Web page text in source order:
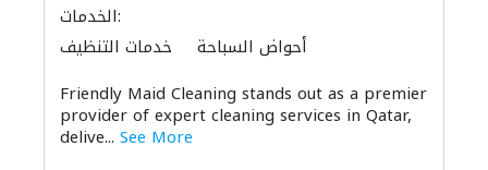
الخدمات:
خدمات التنظيف
أحواض السباحة
Friendly Maid Cleaning stands out as a premier
provider of expert cleaning services in Qatar,
delive... See More